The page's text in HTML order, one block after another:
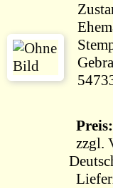
zzgl.